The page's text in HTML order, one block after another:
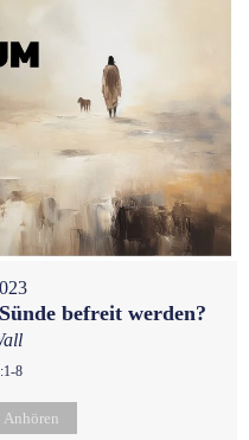
befreit werden?
8
Anhören